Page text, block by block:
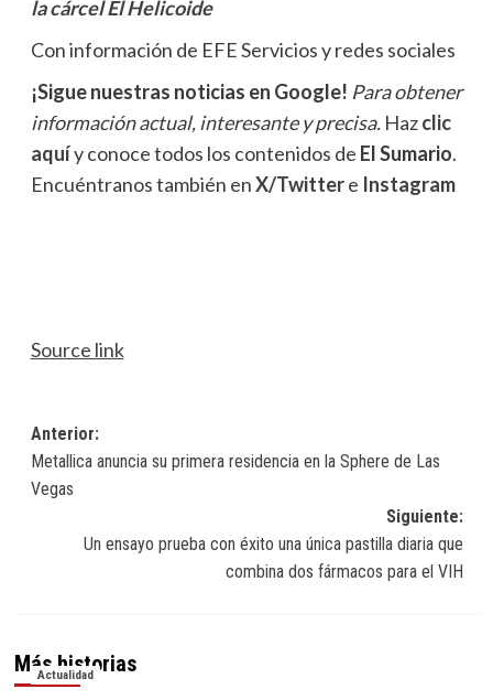
la cárcel El Helicoide
Con información de EFE Servicios y redes sociales
¡Sigue nuestras noticias en Google! Para obtener
información actual, interesante y precisa.Hazclic
aquíy conoce todos los contenidos de El Sumario.
Encuéntranos también enX/Twittere Instagram
Source link
Navegación
de
entradas
Anterior:
Metallica anuncia su primera residencia en la Sphere de Las
Vegas
Siguiente:
Un ensayo prueba con éxito una única pastilla diaria que
combina dos fármacos para el VIH
Más historias
Actualidad